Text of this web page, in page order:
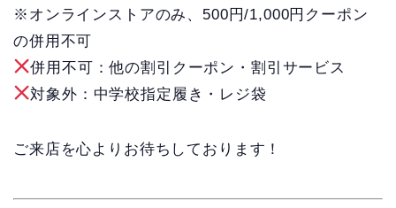
※オンラインストアのみ、500円/1,000円クーポン
の併用不可
併用不可：他の割引クーポン・割引サービス
対象外：中学校指定履き・レジ袋
ご来店を心よりお待ちしております！